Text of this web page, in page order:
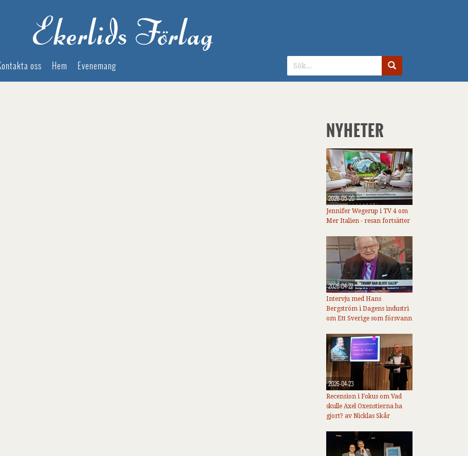
oss Hem Evenemang
NYHETER
2026-05-20
Jennifer Wegerup i TV 4 om
Mer Italien - resan fortsätter
2026-04-27
Intervju med Hans
Bergström i Dagens industri
om Ett Sverige som försvann
2026-04-23
Recension i Fokus om Vad
skulle Axel Oxenstierna ha
gjort? av Nicklas Skår